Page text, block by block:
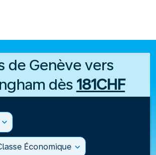
de Genève vers
dès 181CHF
expand_more
Économique expand_more